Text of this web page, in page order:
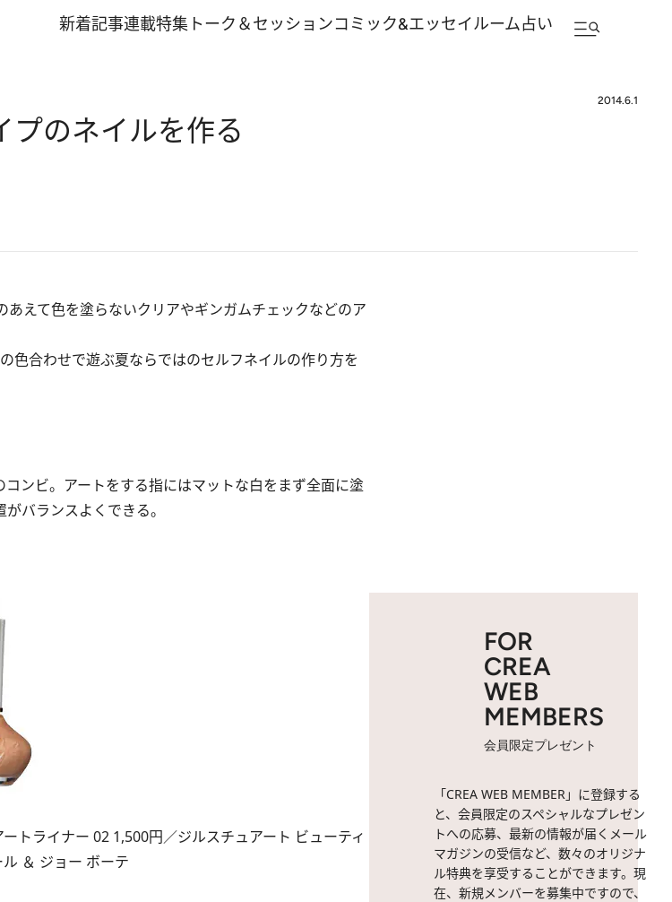
新着記事連載特集 トーク＆セッションコミック&エッセイルーム占い
2014.6.1
のネイルを作る
えて色を塗らないクリアやギンガムチェックなどのア
色合わせで遊ぶ夏ならではのセルフネイルの作り方を
ンビ。アートをする指にはマットな白をまず全面に塗
バランスよくできる。
ライナー 02 1,500円／ジルスチュアート ビューティ
＆ ジョー ボーテ
FOR
CREA
WEB
MEMBERS
会員限定プレゼント
「CREA WEB MEMBER」に登録する
と、会員限定のスペシャルなプレゼン
トへの応募、最新の情報が届くメール
マガジンの受信など、数々のオリジナ
ル特典を享受することができます。現
在、新規メンバーを募集中ですので、